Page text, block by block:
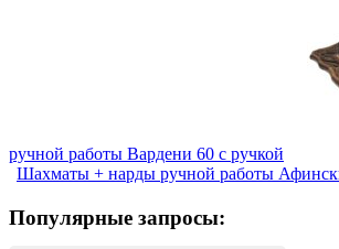
ручной работы Вардени 60 с ручкой
Шахматы + нарды ручной работы
Популярные запросы: